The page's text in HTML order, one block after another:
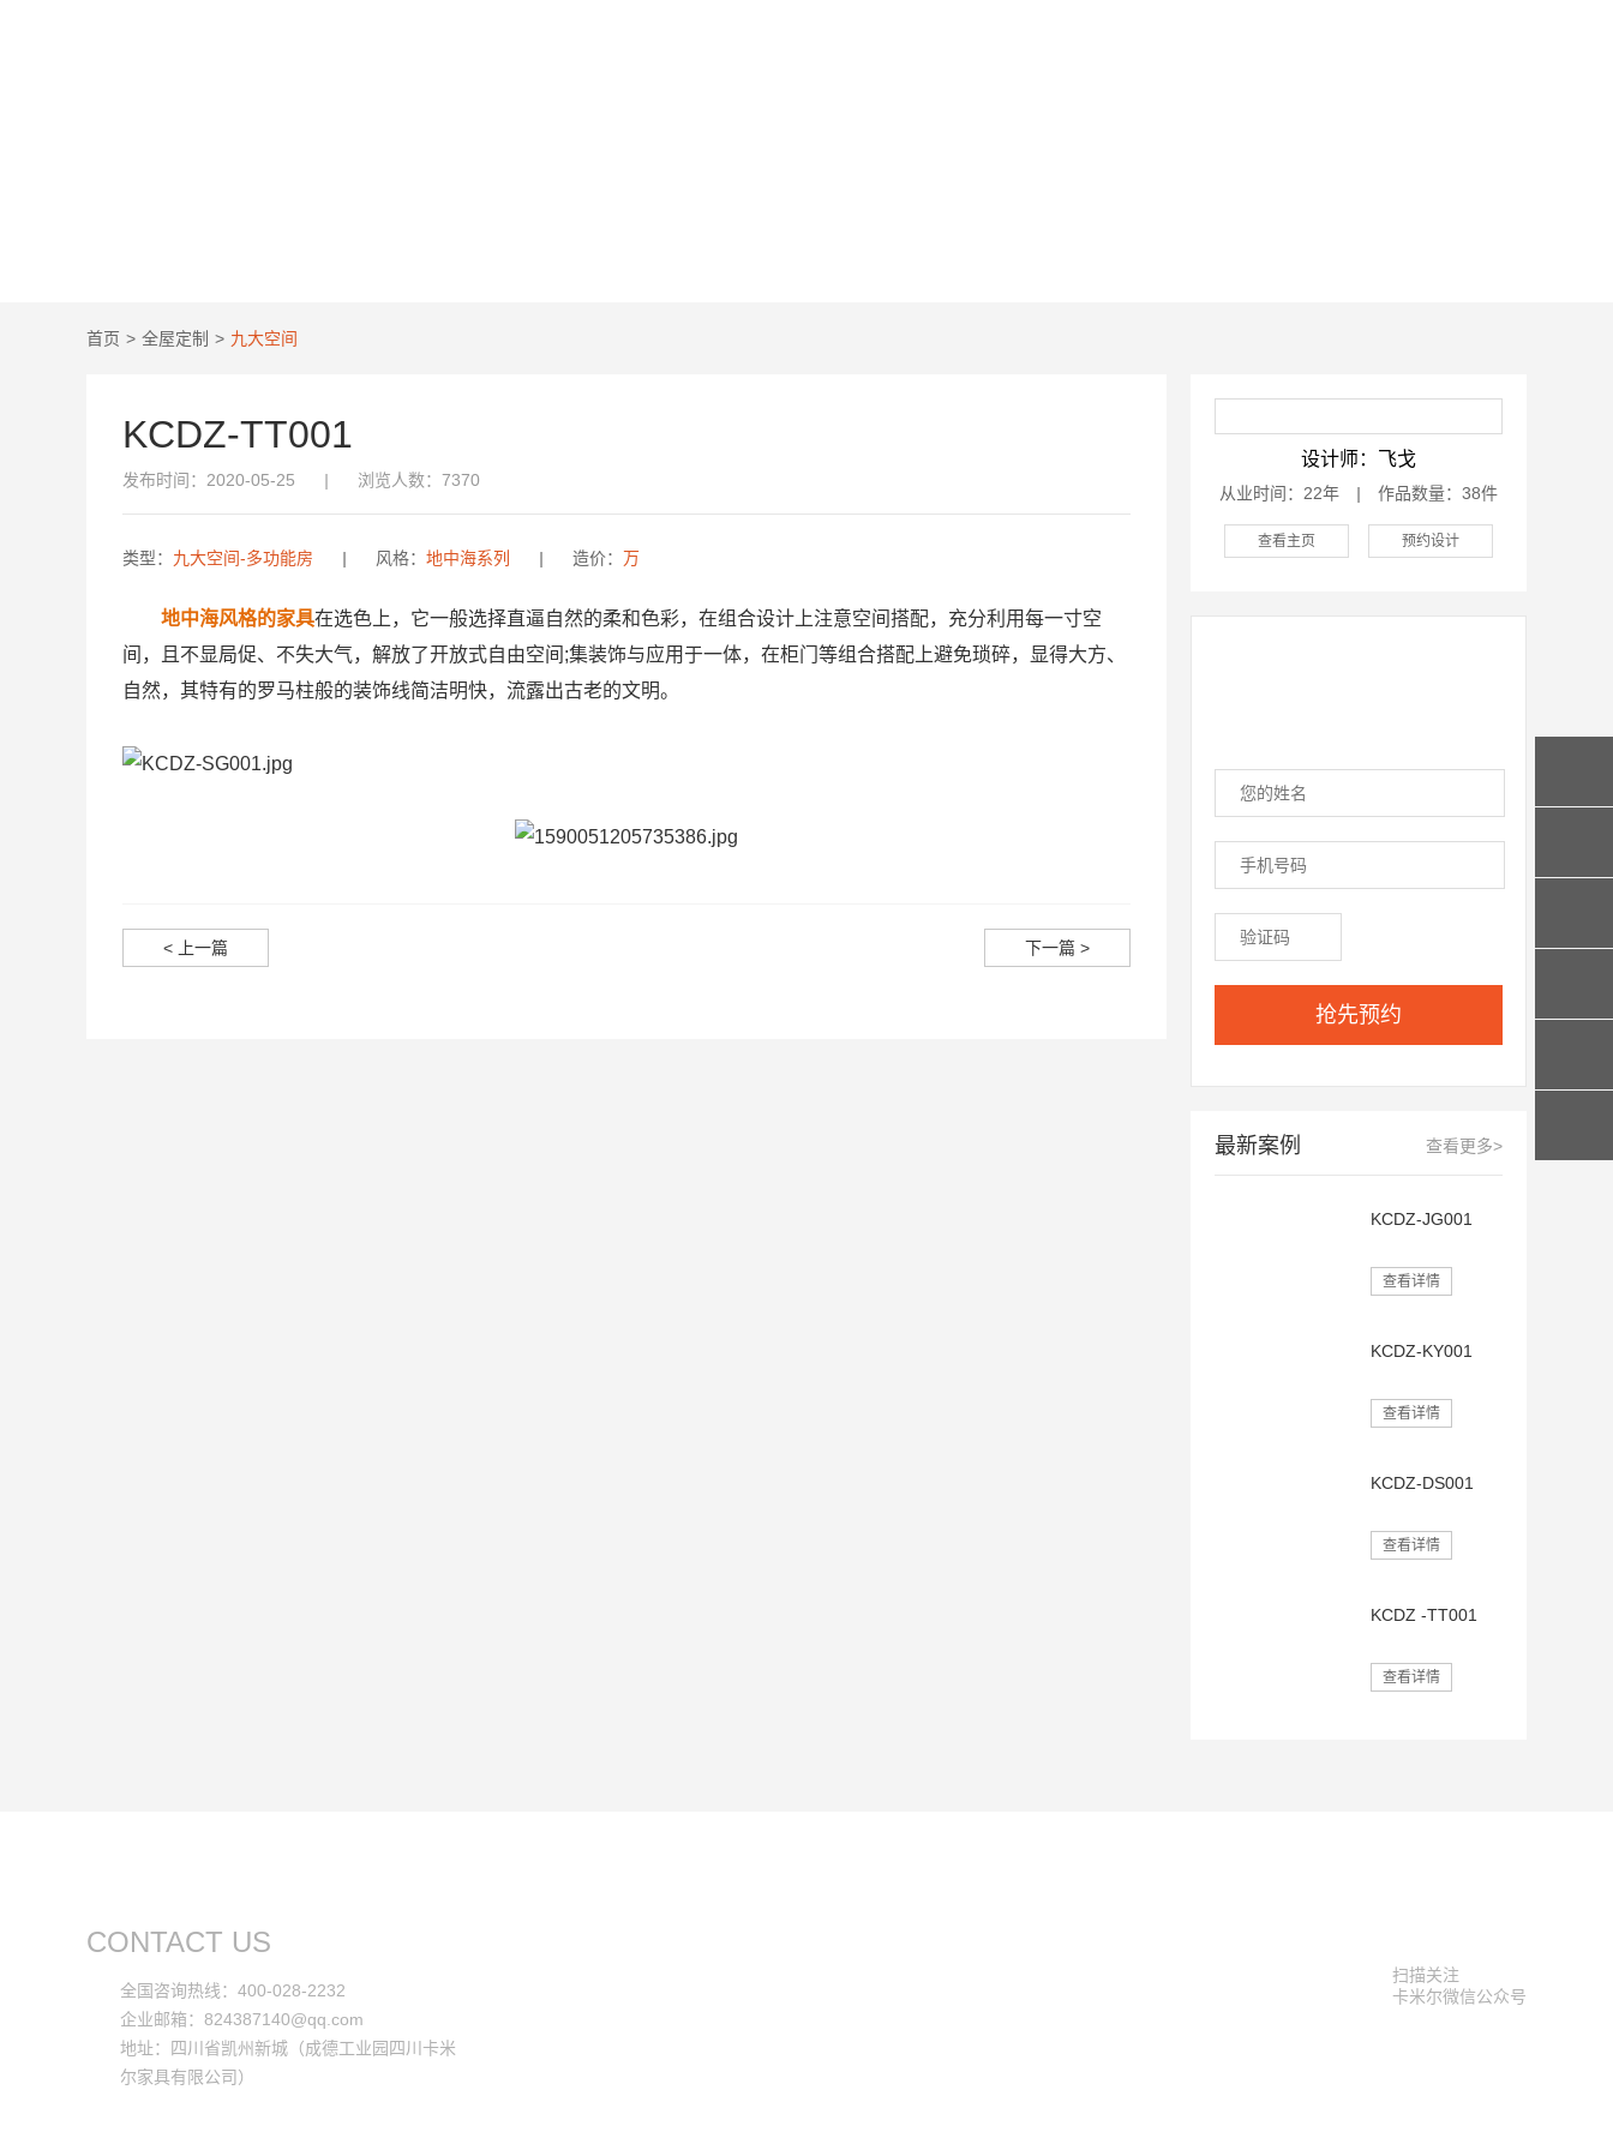
首页 > 全屋定制 > 九大空间
KCDZ-TT001
发布时间：2020-05-25 | 浏览人数：7370
类型： 九大空间-多功能房 | 风格： 地中海系列 | 造价： 万
地中海风格的家具在选色上，它一般选择直逼自然的柔和色彩，在组合设计上注意空间搭配，充分利用每一寸空
间，且不显局促、不失大气，解放了开放式自由空间;集装饰与应用于一体，在柜门等组合搭配上避免琐碎，显得大方、
自然，其特有的罗马柱般的装饰线简洁明快，流露出古老的文明。
< 上一篇 下一篇 >
设计师：飞戈
从业时间：22年 | 作品数量：38件
查看主页 预约设计
最新案例 查看更多>
KCDZ-JG001
查看详情
KCDZ-KY001
查看详情
KCDZ-DS001
查看详情
KCDZ -TT001
查看详情
CONTACT US
全国咨询热线：400-028-2232
企业邮箱：824387140@qq.com
地址：四川省凯州新城（成德工业园四川卡米
尔家具有限公司）
扫描关注
卡米尔微信公众号